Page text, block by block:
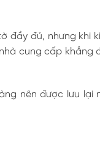
đầy đủ, nhưng khi
cung cấp khẳng
nên được lưu lại